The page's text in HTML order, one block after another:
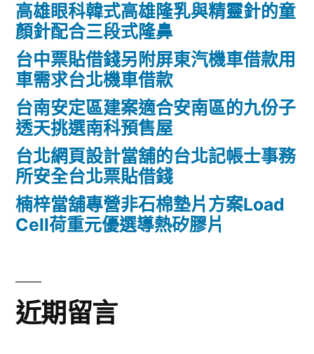
高雄眼科韓式高雄隆乳與精靈針的童
顏針配合三段式隆鼻
台中票貼借錢另附屏東汽機車借款用
車需求台北機車借款
台南安定區建案適合安南區的九份子
透天挑選南科預售屋
台北網頁設計當舖的台北記帳士事務
所安全台北票貼借錢
楠梓當舖專營非石棉墊片方案Load
Cell荷重元優選導熱矽膠片
近期留言